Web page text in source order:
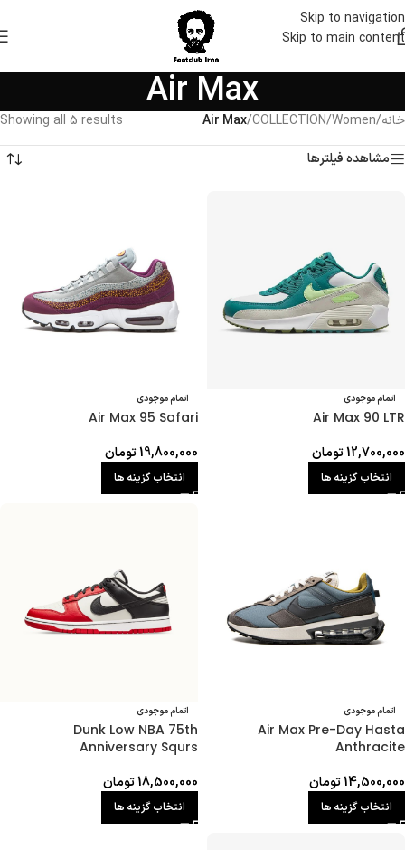
Skip to navigation
Skip to main content
Air Max
خانه/
Women
/
COLLECTION
/
Air Max
Showing all 5 results
مشاهده فیلترها
اتمام موجودی
Air Max 90 LTR
12,700,000تومان
انتخاب گزینه ها
اتمام موجودی
Air Max 95 Safari
19,800,000تومان
انتخاب گزینه ها
اتمام موجودی
Air Max Pre-Day Hasta
Anthracite
14,500,000تومان
انتخاب گزینه ها
اتمام موجودی
Dunk Low NBA 75th
Anniversary Squrs
18,500,000تومان
انتخاب گزینه ها